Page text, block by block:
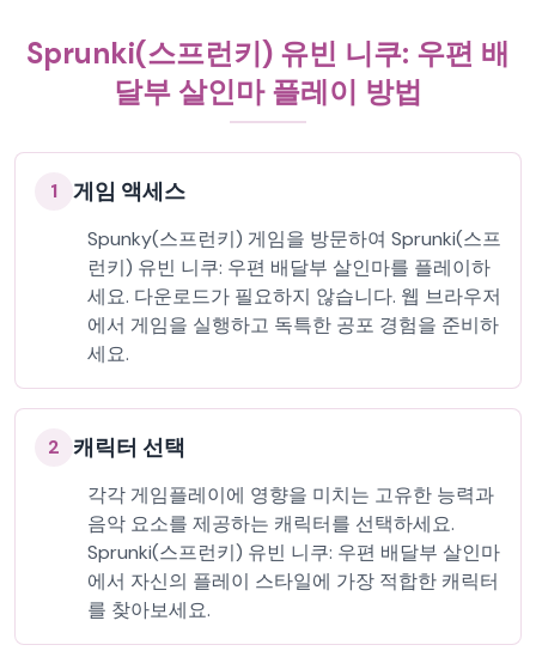
Sprunki(스프런키) 유빈 니쿠: 우편 배
달부 살인마 플레이 방법
1 게임 액세스
Spunky(스프런키) 게임을 방문하여 Sprunki(스프
런키) 유빈 니쿠: 우편 배달부 살인마를 플레이하
세요. 다운로드가 필요하지 않습니다. 웹 브라우저
에서 게임을 실행하고 독특한 공포 경험을 준비하
세요.
2 캐릭터 선택
각각 게임플레이에 영향을 미치는 고유한 능력과
음악 요소를 제공하는 캐릭터를 선택하세요.
Sprunki(스프런키) 유빈 니쿠: 우편 배달부 살인마
에서 자신의 플레이 스타일에 가장 적합한 캐릭터
를 찾아보세요.